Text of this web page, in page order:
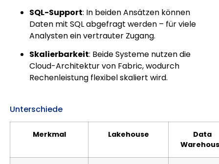
SQL-Support: In beiden Ansätzen können
Daten mit SQL abgefragt werden – für viele
Analysten ein vertrauter Zugang.
Skalierbarkeit: Beide Systeme nutzen die
Cloud-Architektur von Fabric, wodurch
Rechenleistung flexibel skaliert wird.
Unterschiede
Merkmal Lakehouse
Data